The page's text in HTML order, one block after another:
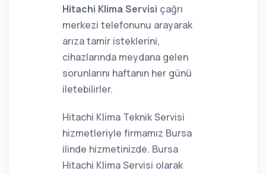
Hitachi Klima Servisi çağrı
merkezi telefonunu arayarak
arıza tamir isteklerini,
cihazlarında meydana gelen
sorunlarını haftanın her günü
iletebilirler.
Hitachi Klima Teknik Servisi
hizmetleriyle firmamız Bursa
ilinde hizmetinizde. Bursa
Hitachi Klima Servisi olarak